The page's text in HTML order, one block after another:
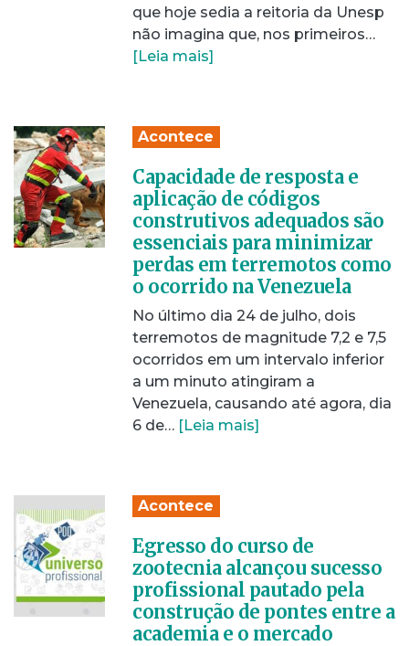
que hoje sedia a reitoria da Unesp
não imagina que, nos primeiros…
[Leia mais]
Acontece
Capacidade de resposta e
aplicação de códigos
construtivos adequados são
essenciais para minimizar
perdas em terremotos como
o ocorrido na Venezuela
No último dia 24 de julho, dois
terremotos de magnitude 7,2 e 7,5
ocorridos em um intervalo inferior
a um minuto atingiram a
Venezuela, causando até agora, dia
6 de… [Leia mais]
Acontece
Egresso do curso de
zootecnia alcançou sucesso
profissional pautado pela
construção de pontes entre a
academia e o mercado